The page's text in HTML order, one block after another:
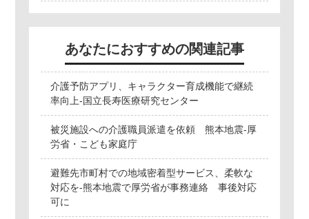
あなたにおすすめの関連記事
介護予防アプリ、キャラクター育成機能で継続
率向上-国立長寿医療研究センター
被災施設への介護職員派遣を依頼 熊本地震-厚
労省・こども家庭庁
避難先市町村での地域密着型サービス、柔軟な
対応を-熊本地震で厚労省が事務連絡 事後対応
可に